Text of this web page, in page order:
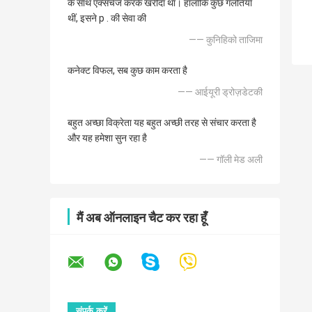
के साथ एक्सचेंज करके खरीदा था। हालाँकि कुछ गलतियाँ
थीं, इसने p . की सेवा की
—— कुनिहिको ताजिमा
कनेक्ट विफल, सब कुछ काम करता है
—— आईयूरी ड्रोज़डेटकी
बहुत अच्छा विक्रेता यह बहुत अच्छी तरह से संचार करता है
और यह हमेशा सुन रहा है
—— गॉली मेड अली
मैं अब ऑनलाइन चैट कर रहा हूँ